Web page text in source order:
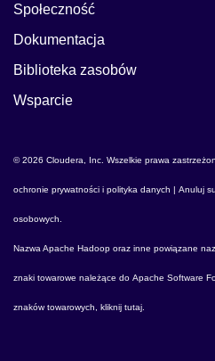
Społeczność
Dokumentacja
Biblioteka zasobów
Wsparcie
© 2026 Cloudera, Inc. Wszelkie prawa
ochronie prywatności i polityka danych | Anuluj
osobowych
Nazwa Apache Hadoop oraz inne powiązane
znaki towarowe należące do Apache Software
znaków towarowych, kliknij tutaj